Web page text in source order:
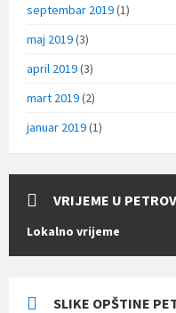
septembar 2019(1)
maj 2019(3)
april 2019(3)
mart 2019(2)
januar 2019(1)
VRIJEME U
Lokalno vrijeme
SLIKE OPŠTINE